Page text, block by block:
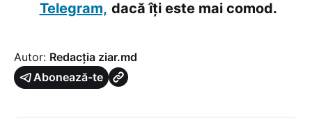
Telegram, dacă îți este mai comod.
Autor: Redacția ziar.md
Abonează-te